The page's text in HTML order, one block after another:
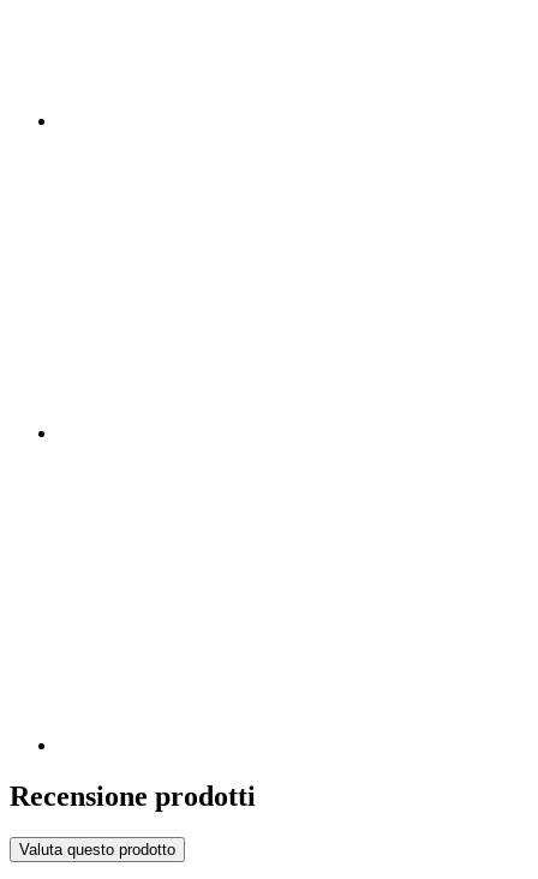
Recensione prodotti
Valuta questo prodotto